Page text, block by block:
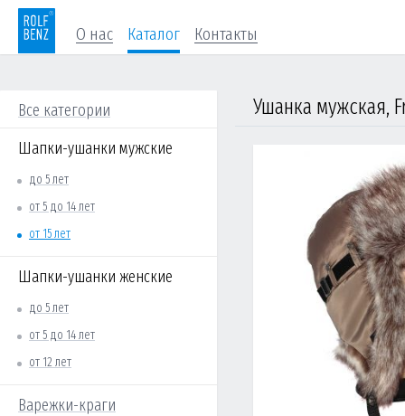
О нас Каталог Контакты
Все категории
Шапки-ушанки мужские
до 5 лет
от 5 до 14 лет
от 15 лет
Шапки-ушанки женские
до 5 лет
от 5 до 14 лет
от 12 лет
Варежки-краги
Ушанка мужская,